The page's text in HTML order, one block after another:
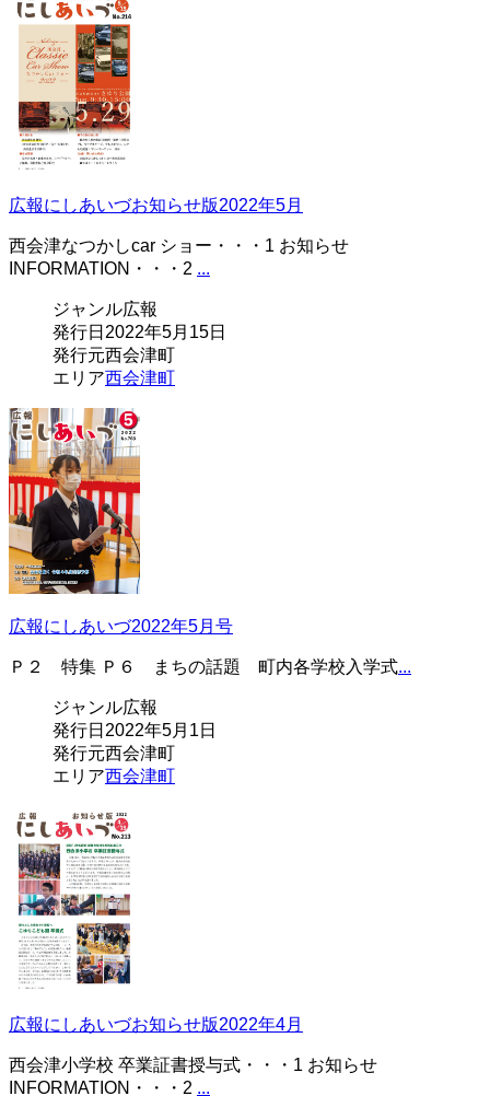
広報にしあいづお知らせ版2022年5月
西会津なつかしcar ショー・・・1 お知らせ
INFORMATION・・・2 ...
ジャンル広報
発行日 2022年5月15日
発行元西会津町
エリア西会津町
広報にしあいづ2022年5月号
Ｐ２ 特集 Ｐ６ まちの話題 町内各学校入学式...
ジャンル広報
発行日 2022年5月1日
発行元西会津町
エリア西会津町
広報にしあいづお知らせ版2022年4月
西会津小学校 卒業証書授与式・・・1 お知らせ
INFORMATION・・・2 ...